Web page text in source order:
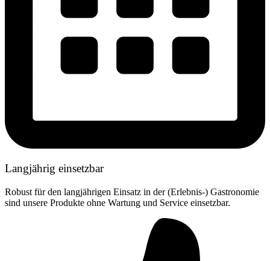
Langjährig einsetzbar
Robust für den langjährigen Einsatz in der (Erlebnis-) Gastronomie
sind unsere Produkte ohne Wartung und Service einsetzbar.